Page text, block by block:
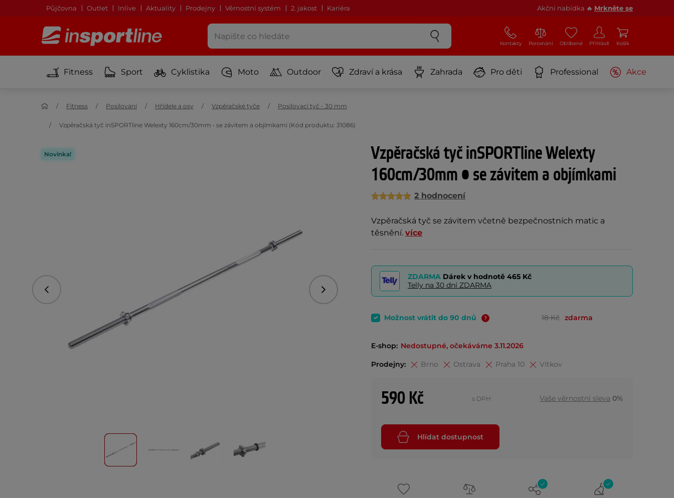
Půjčovna Outlet Inlive Aktuality Prodejny Věrnostní systém 2. jakost Kariéra Akční nabídka 🔥 Mrkněte se
Kontakty Porovnání Oblíbené Přihlásit Košík
Fitness Sport Cyklistika Moto Outdoor Zdraví a krása Zahrada Pro děti Professional Akce
Fitness Posilování Hřídele a osy Vzpěračské tyče Posilovací tyč - 30 mm
Vzpěračská tyč inSPORTline Welexty 160cm/30mm • se závitem a objímkami (Kód produktu: 31086)
Vzpěračská tyč inSPORTline Welexty
160cm/30mm • se závitem a objímkami
2 hodnocení
Vzpěračská tyč se závitem včetně bezpečnostních matic a
těsnění. více
Novinka!
Předchozí Následující
ZDARMA Dárek v hodnotě 465 Kč
Telly na 30 dní ZDARMA
Možnost vrátit do 90 dnů 18 Kč zdarma
E-shop: Nedostupné, očekáváme 3.11.2026
Prodejny: Brno Ostrava Praha 10 Vítkov
590 Kč s DPH Vaše věrnostní sleva 0%
Hlídat dostupnost